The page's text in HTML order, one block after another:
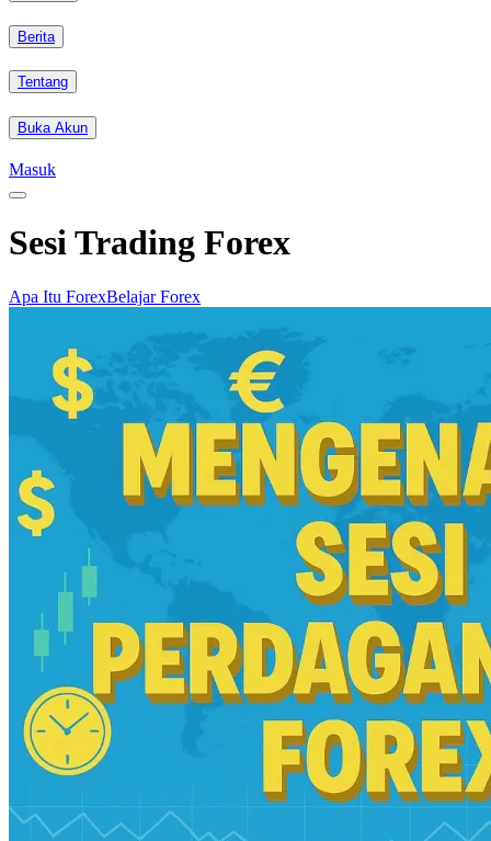
Berita
Tentang
Buka Akun
Masuk
Sesi Trading Forex
Apa Itu ForexBelajar Forex